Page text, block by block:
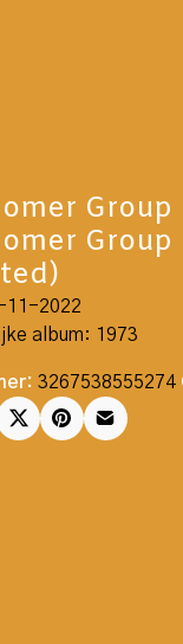
Group
Group
11-2022
album: 1973
3267538555274